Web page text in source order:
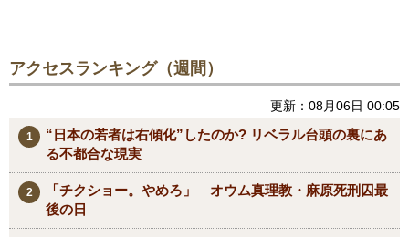
アクセスランキング（週間）
更新：08月06日 00:05
“日本の若者は右傾化”したのか? リベラル台頭の裏にあ
る不都合な現実
「チクショー。やめろ」 オウム真理教・麻原死刑囚最
後の日